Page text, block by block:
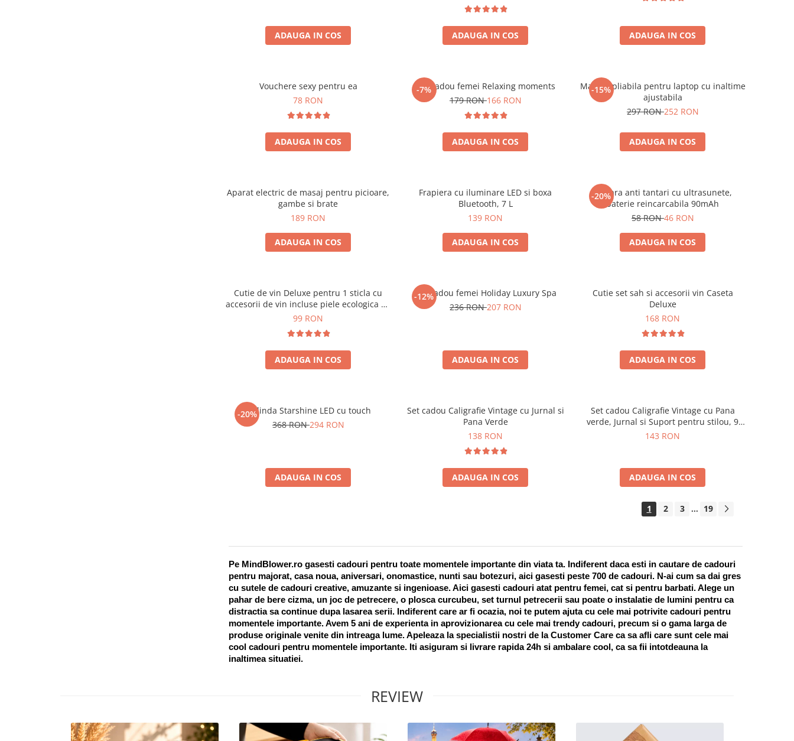
ADAUGA IN COS ADAUGA IN COS ADAUGA IN COS
Vouchere sexy pentru ea
78 RON
ADAUGA IN COS
-7%
Set cadou femei Relaxing moments
179 RON166 RON
ADAUGA IN COS
-15%
Masuta pliabila pentru laptop cu inaltime
ajustabila
297 RON252 RON
ADAUGA IN COS
Aparat electric de masaj pentru picioare,
gambe si brate
189 RON
ADAUGA IN COS
Frapiera cu iluminare LED si boxa
Bluetooth, 7 L
139 RON
ADAUGA IN COS
-20%
Bratara anti tantari cu ultrasunete,
baterie reincarcabila 90mAh
58 RON46 RON
ADAUGA IN COS
Cutie de vin Deluxe pentru 1 sticla cu
accesorii de vin incluse piele ecologica de
crocodil
99 RON
ADAUGA IN COS
-12%
Set cadou femei Holiday Luxury Spa
236 RON207 RON
ADAUGA IN COS
Cutie set sah si accesorii vin Caseta
Deluxe
168 RON
ADAUGA IN COS
-20%
Oglinda Starshine LED cu touch
368 RON294 RON
ADAUGA IN COS
Set cadou Caligrafie Vintage cu Jurnal si
Pana Verde
138 RON
ADAUGA IN COS
Set cadou Caligrafie Vintage cu Pana
verde, Jurnal si Suport pentru stilou, 9
piese
143 RON
ADAUGA IN COS
1 2 3 ... 19
Pe MindBlower.ro gasesti cadouri pentru toate momentele importante din viata ta. Indiferent daca esti in cautare de cadouri
pentru majorat, casa noua, aniversari, onomastice, nunti sau botezuri, aici gasesti peste 700 de cadouri. N-ai cum sa dai gres
cu sutele de cadouri creative, amuzante si ingenioase. Aici gasesti cadouri atat pentru femei, cat si pentru barbati. Alege un
pahar de bere cizma, un joc de petrecere, o plosca curcubeu, set turnul petrecerii sau poate o instalatie de lumini pentru ca
distractia sa continue dupa lasarea serii. Indiferent care ar fi ocazia, noi te putem ajuta cu cele mai potrivite cadouri pentru
momentele importante. Avem 5 ani de experienta in aprovizionarea cu cele mai trendy cadouri, precum si o gama larga de
produse originale venite din intreaga lume. Apeleaza la specialistii nostri de la Customer Care ca sa afli care sunt cele mai
cool cadouri pentru momentele importante. Iti asiguram si livrare rapida 24h si ambalare cool, ca sa fii intotdeauna la
inaltimea situatiei.
REVIEW